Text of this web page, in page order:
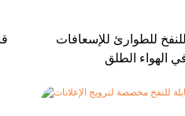
للطوارئ للإسعافات
في الهواء الطلق